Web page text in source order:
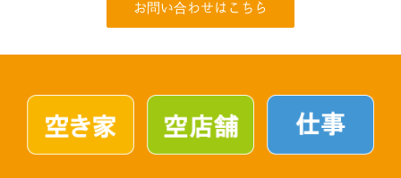
お問い合わせはこちら